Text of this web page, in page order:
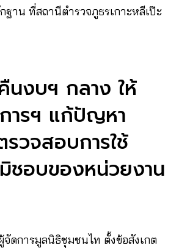
ฐาน ที่สถานีตำรวจภูธรเกาะหลีเป๊ะ
นงบฯ กลาง ให้
ารฯ แก้ปัญหา
รวจสอบการใช้
ชอบของหน่วยงาน
จัดการมูลนิธิชุมชนไท ตั้งข้อสังเกต